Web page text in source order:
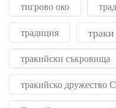
тигрово око
традиция траки
тракийски съкровища
тракийско дружество